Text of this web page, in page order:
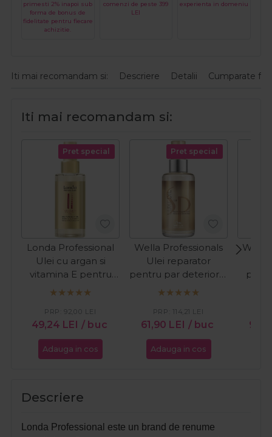
primesti 2% inapoi sub
forma de bonus de
fidelitate pentru fiecare
achizitie.
comenzi de peste 399
LEI
experienta in domeniu
Iti mai recomandam si: Descriere Detalii Cumparate
Iti mai recomandam si:
Pret special
Londa Professional
Ulei cu argan si
vitamina E pentru
hidratarea parului
49,24 LEI / buc
PRP: 92,00 LEI
Adauga in cos
Pret special
Wella Professionals
Ulei reparator
pentru par deteriorat
SP Luxe Oil
100ml
61,90 LEI / buc
PRP: 114,21 LEI
Adauga in cos
Wella
Descriere
Londa Professional este un brand de renume